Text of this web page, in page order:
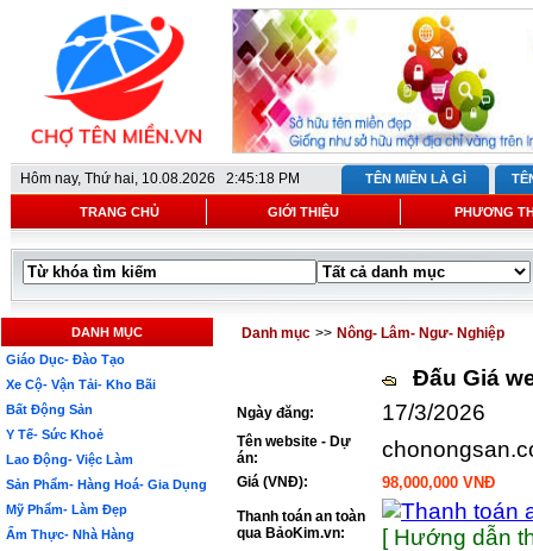
Hôm nay, Thứ hai, 10.08.2026 2:45:18 PM TÊN MIỀN LÀ GÌ
TRANG CHỦ GIỚI THIỆU PHƯƠNG
DANH MỤC
Giáo Dục- Đào Tạo
Xe Cộ- Vận Tải- Kho Bãi
Bất Động Sản
Y Tế- Sức Khoẻ
Lao Động- Việc Làm
Sản Phẩm- Hàng Hoá- Gia Dụng
Mỹ Phẩm- Làm Đẹp
Ẩm Thực- Nhà Hàng
Danh mục >> Nông- Lâm- Ngư- Nghiệp
Đấu Giá
Ngày đăng: 17/3/2026
Tên website - Dự
án:
Giá (VNĐ): 98,000,000 VNĐ
Thanh toán an toàn
qua BảoKim.vn:
[ Hướng dẫn